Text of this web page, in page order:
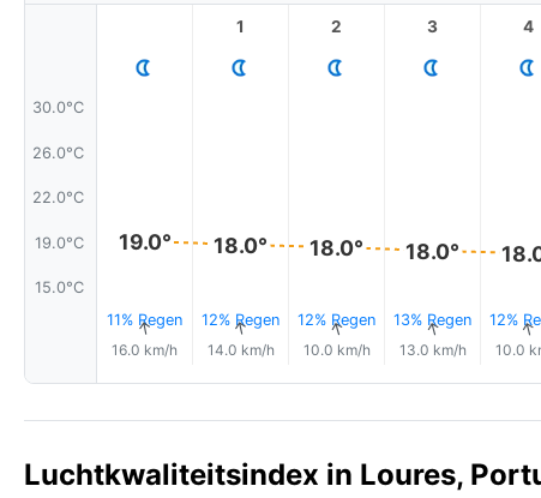
30.0°C
26.0°C
22.0°C
19.0°C
15.0°C
19.0°
11% Regen
↑
16.0 km/h
1
18.0°
12% Regen
↑
14.0 km/h
2
18.0°
12% Regen
↑
10.0 km/h
3
18.0°
13% Regen
↑
13.0 km/h
4
12%↑
10.0
Luchtkwaliteitsindex in Loures,